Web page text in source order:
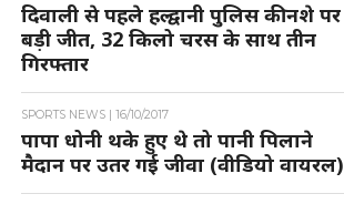
दिवाली से पहले हल्द्वानी पुलिस की नशे पर
बड़ी जीत, 32 किलो चरस के साथ तीन
गिरफ्तार
SPORTS NEWS | 16/10/2017
पापा धोनी थके हुए थे तो पानी पिलाने
मैदान पर उतर गई जीवा (वीडियो वायरल)